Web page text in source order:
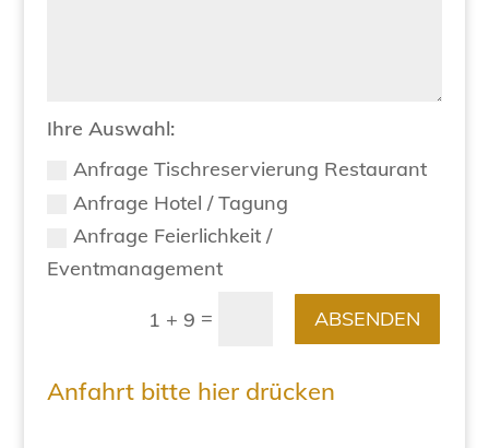
Ihre Auswahl:
Anfrage Tischreservierung Restaurant
Anfrage Hotel / Tagung
Anfrage Feierlichkeit /
Eventmanagement
1 + 9 = ABSENDEN
Anfahrt bitte hier drücken